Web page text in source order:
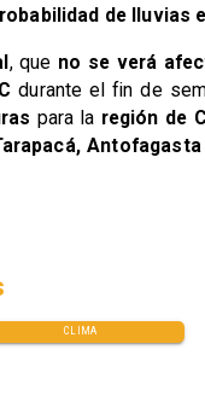
de lluvias
, que no se verá
durante el fin de
para la región de
CLIMA